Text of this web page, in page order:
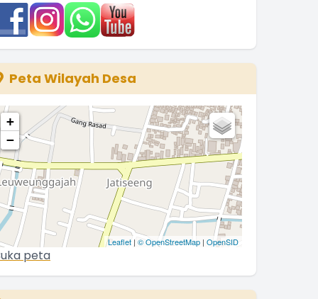
Para Kader Sub PPKBD Desa
............ !!
Kuwu JATISEENG
Desember 2025 06:34:56
Peta Wilayah Desa
+
−
Leaflet | © OpenStreetMap | OpenSID
peta